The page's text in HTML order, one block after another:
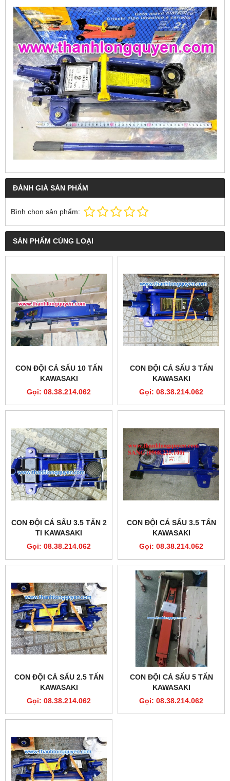
ĐÁNH GIÁ SẢN PHẨM
Bình chọn sản phẩm:
SẢN PHẨM CÙNG LOẠI
CON ĐỘI CÁ SẤU 10 TẤN
KAWASAKI
Gọi: 08.38.214.062
CON ĐỘI CÁ SẤU 3 TẤN
KAWASAKI
Gọi: 08.38.214.062
CON ĐỘI CÁ SẤU 3.5 TẤN 2
TI KAWASAKI
Gọi: 08.38.214.062
CON ĐỘI CÁ SẤU 3.5 TẤN
KAWASAKI
Gọi: 08.38.214.062
CON ĐỘI CÁ SẤU 2.5 TẤN
KAWASAKI
Gọi: 08.38.214.062
CON ĐỘI CÁ SẤU 5 TẤN
KAWASAKI
Gọi: 08.38.214.062